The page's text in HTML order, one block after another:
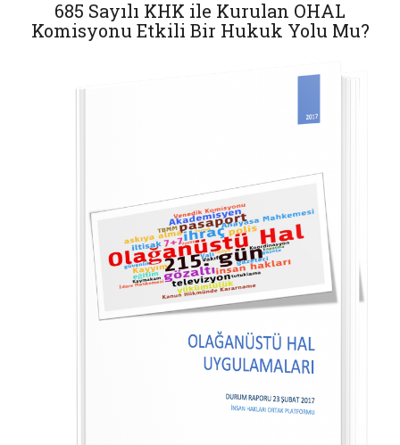
685 Sayılı KHK ile Kurulan OHAL
Komisyonu Etkili Bir Hukuk Yolu Mu?